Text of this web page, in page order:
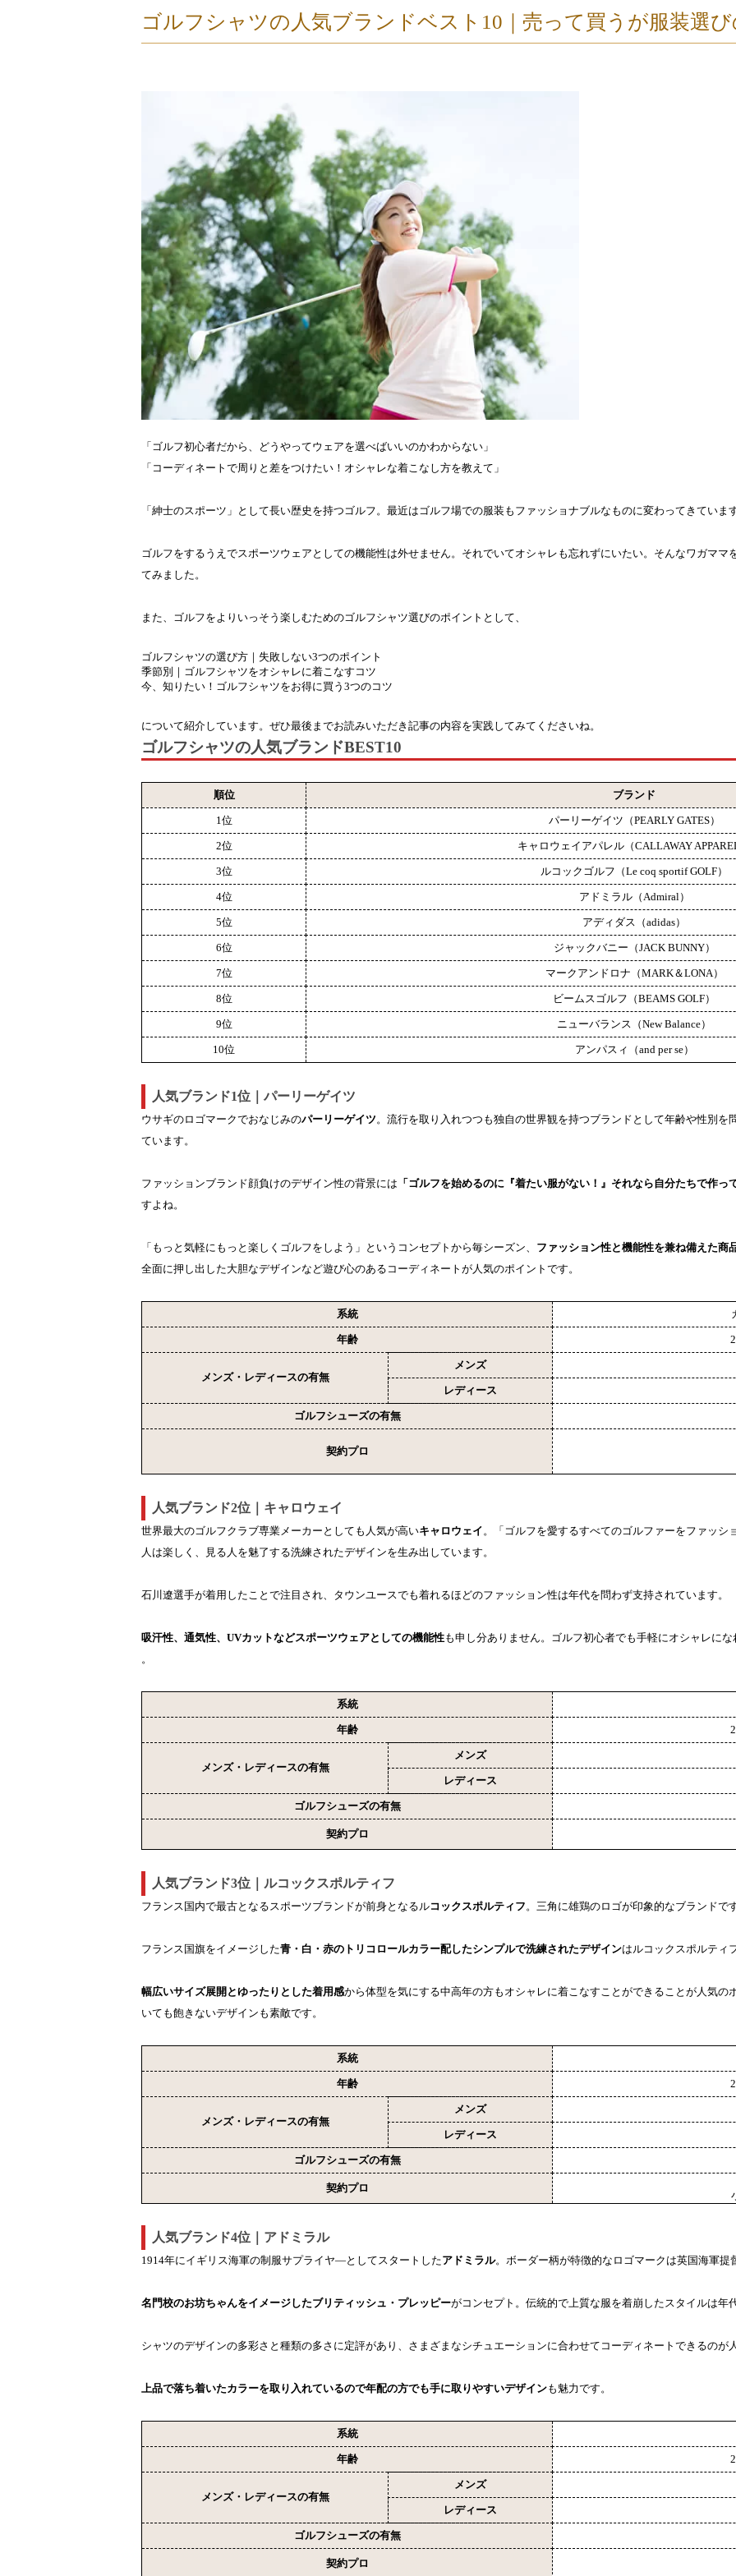
ゴルフシャツの人気ブランドベスト10｜売って買うが服装選
「ゴルフ初心者だから、どうやってウェアを選べばいいのかわからない」
「コーディネートで周りと差をつけたい！オシャレな着こなし方を教えて」
「紳士のスポーツ」として長い歴史を持つゴルフ。最近はゴルフ場での服装もファッショナブルなものに変わってきていま
ゴルフをするうえでスポーツウェアとしての機能性は外せません。それでいてオシャレも忘れずにいたい。そんなワガマ
てみました。
また、ゴルフをよりいっそう楽しむためのゴルフシャツ選びのポイントとして、
ゴルフシャツの選び方｜失敗しない3つのポイント
季節別｜ゴルフシャツをオシャレに着こなすコツ
今、知りたい！ゴルフシャツをお得に買う3つのコツ
について紹介しています。ぜひ最後までお読みいただき記事の内容を実践してみてくださいね。
ゴルフシャツの人気ブランドBEST10
順位 ブランド
1位 パーリーゲイツ（PEARLY GATES）
2位 キャロウェイアパレル（CALLAWAY
3位 ルコックゴルフ（Le coq sportif GOLF）
4位 アドミラル（Admiral）
5位 アディダス（adidas）
6位 ジャックバニー（JACK BUNNY）
7位 マークアンドロナ（MARK＆LONA）
8位 ビームスゴルフ（BEAMS GOLF）
9位 ニューバランス（New Balance）
10位 アンパスィ（and per se）
人気ブランド1位｜パーリーゲイツ
ウサギのロゴマークでおなじみのパーリーゲイツ。流行を取り入れつつも独自の世界観を持つブランドとして年齢や性別
ています。
ファッションブランド顔負けのデザイン性の背景には 「ゴルフを始めるのに『着たい服がない！』それなら自分たちで作っ
すよね。
「もっと気軽にもっと楽しくゴルフをしよう」というコンセプトから毎シーズン、 ファッション性と機能性を兼ね備えた商
全面に押し出した大胆なデザインなど遊び心のあるコーディネートが人気のポイントです。
系統
年齢
メンズ・レディースの有無
メンズ
レディース
ゴルフシューズの有無
契約プロ
人気ブランド2位｜キャロウェイ
世界最大のゴルフクラブ専業メーカーとしても人気が高いキャロウェイ。「ゴルフを愛するすべてのゴルファーをファッ
人は楽しく、見る人を魅了する洗練されたデザインを生み出しています。
石川遼選手が着用したことで注目され、タウンユースでも着れるほどのファッション性は年代を問わず支持されています。
吸汗性、通気性、UVカットなどスポーツウェアとしての機能性も申し分ありません。ゴルフ初心者でも手軽にオシャレに
。
系統
年齢
メンズ・レディースの有無
メンズ
レディース
ゴルフシューズの有無
契約プロ
人気ブランド3位｜ルコックスポルティフ
フランス国内で最古となるスポーツブランドが前身となるルコックスポルティフ。三角に雄鶏のロゴが印象的なブランドで
フランス国旗をイメージした青・白・赤のトリコロールカラー配したシンプルで洗練されたデザインはルコックスポルティ
幅広いサイズ展開とゆったりとした着用感から体型を気にする中高年の方もオシャレに着こなすことができることが人気の
いても飽きないデザインも素敵です。
系統
年齢
メンズ・レディースの有無
メンズ
レディース
ゴルフシューズの有無
契約プロ
人気ブランド4位｜アドミラル
1914年にイギリス海軍の制服サプライヤ―としてスタートしたアドミラル。ボーダー柄が特徴的なロゴマークは英国海軍
名門校のお坊ちゃんをイメージしたブリティッシュ・プレッピーがコンセプト。伝統的で上質な服を着崩したスタイルは年
シャツのデザインの多彩さと種類の多さに定評があり、さまざまなシチュエーションに合わせてコーディネートできるのが
上品で落ち着いたカラーを取り入れているので年配の方でも手に取りやすいデザインも魅力です。
系統
年齢
メンズ・レディースの有無
メンズ
レディース
ゴルフシューズの有無
契約プロ